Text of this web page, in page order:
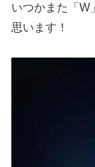
いつかまた「W
思います！